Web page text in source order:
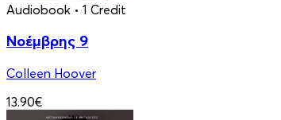
Audiobook • 1 Credit
Νοέμβρης 9
Colleen Hoover
13.90€